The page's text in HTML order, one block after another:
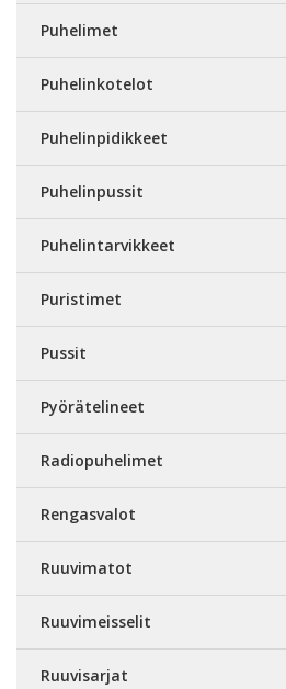
Puhelimet
Puhelinkotelot
Puhelinpidikkeet
Puhelinpussit
Puhelintarvikkeet
Puristimet
Pussit
Pyörätelineet
Radiopuhelimet
Rengasvalot
Ruuvimatot
Ruuvimeisselit
Ruuvisarjat